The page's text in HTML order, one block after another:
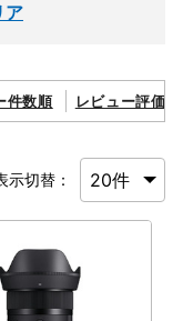
ア
件数順 レビュー評価順
示切替：